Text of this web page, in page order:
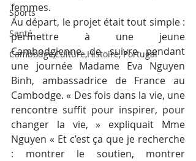
Sports
Santé
Cambodge,Culture,Histoire, Portugal
femmes.
Au départ, le projet était tout simple :
permettre à une jeune
Cambodgienne de suivre pendant
une journée Madame Eva Nguyen
Binh, ambassadrice de France au
Cambodge. « Des fois dans la vie, une
rencontre suffit pour inspirer, pour
changer la vie, » expliquait Mme
Nguyen « Et c’est ça que je recherche
: montrer le soutien, montrer